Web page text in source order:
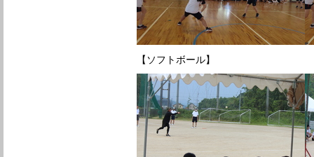
【ソフトボール】